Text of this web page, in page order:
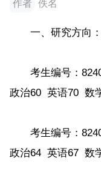
作者 佚名
一、研究方向：
考生编号：
政治60 英语70 数
考生编号：
政治64 英语67 数